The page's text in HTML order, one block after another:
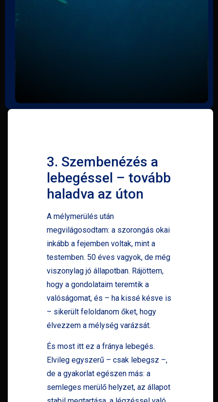
3. Szembenézés a
lebegéssel – tovább
haladva az úton
A mélymerülés után
megvilágosodtam: a szorongás okai
inkább a fejemben voltak, mint a
testemben. 50 éves vagyok, de még
viszonylag jó állapotban. Rájöttem,
hogy a gondolataim teremtik a
valóságomat, és – ha kissé késve is
– sikerült feloldanom őket, hogy
élvezzem a mélység varázsát.
És most itt ez a fránya lebegés.
Elvileg egyszerű – csak lebegsz –,
de a gyakorlat egészen más: a
semleges merülő helyzet, az állapot